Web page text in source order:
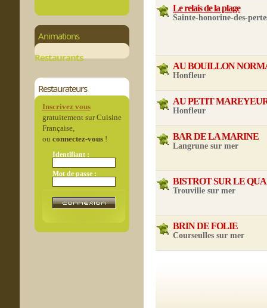
Animations
Restaurants
Restaurateurs
Inscrivez vous
gratuitement sur Cuisine
Française,
ou connectez-vous!
Identifiant :
Mot de passe :
Le relais de la plage
Sainte-honorine-des-
AU BOUILLON
Honfleur
AU PETIT
Honfleur
BAR DE LA MARINE
Langrune sur mer
BISTROT SUR LE
Trouville sur mer
BRIN DE FOLIE
Courseulles sur mer